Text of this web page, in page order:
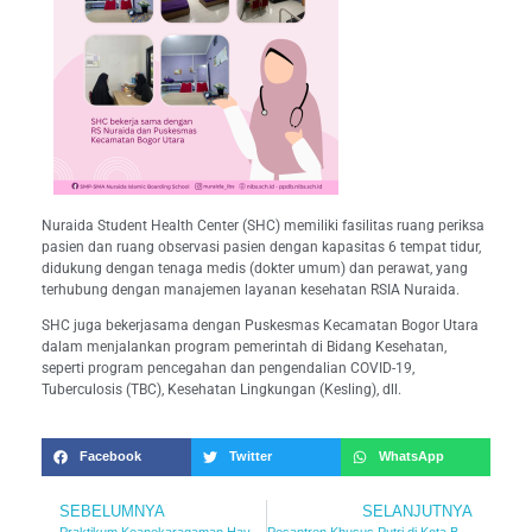
Nuraida Student Health Center (SHC) memiliki fasilitas ruang periksa
pasien dan ruang observasi pasien dengan kapasitas 6 tempat tidur,
didukung dengan tenaga medis (dokter umum) dan perawat, yang
terhubung dengan manajemen layanan kesehatan RSIA Nuraida.
SHC juga bekerjasama dengan Puskesmas Kecamatan Bogor Utara
dalam menjalankan program pemerintah di Bidang Kesehatan,
seperti program pencegahan dan pengendalian COVID-19,
Tuberculosis (TBC), Kesehatan Lingkungan (Kesling), dll.
Facebook Twitter WhatsApp
SEBELUMNYA SELANJUTNYA